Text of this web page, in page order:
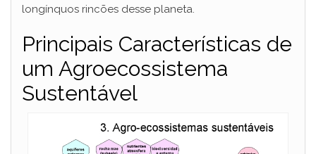
longínquos rincões desse planeta.
Principais Características de
um Agroecossistema
Sustentável